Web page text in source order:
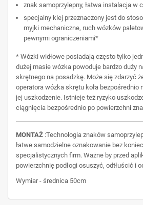
znak samoprzylepny, łatwa instalacja w
specjalny klej przeznaczony jest do
myjki mechaniczne, ruch wózków
pewnymi ograniczeniami*
* Wózki widłowe posiadają często tylko
dużej masie wózka powoduje bardzo duży
skrętnego na posadzkę. Może się zdarzyć
operatora wózka skrętu koła bezpośrednio
jej uszkodzenie. Istnieje też ryzyko
ciągnięcia bezpośrednio po powierzchni
MONTAŻ :Technologia znaków
łatwe samodzielne oznakowanie bez
specjalistycznych firm. Ważne by przed
powierzchnię podłogi osuszyć, odtłuścić i
Wymiar - średnica 50cm